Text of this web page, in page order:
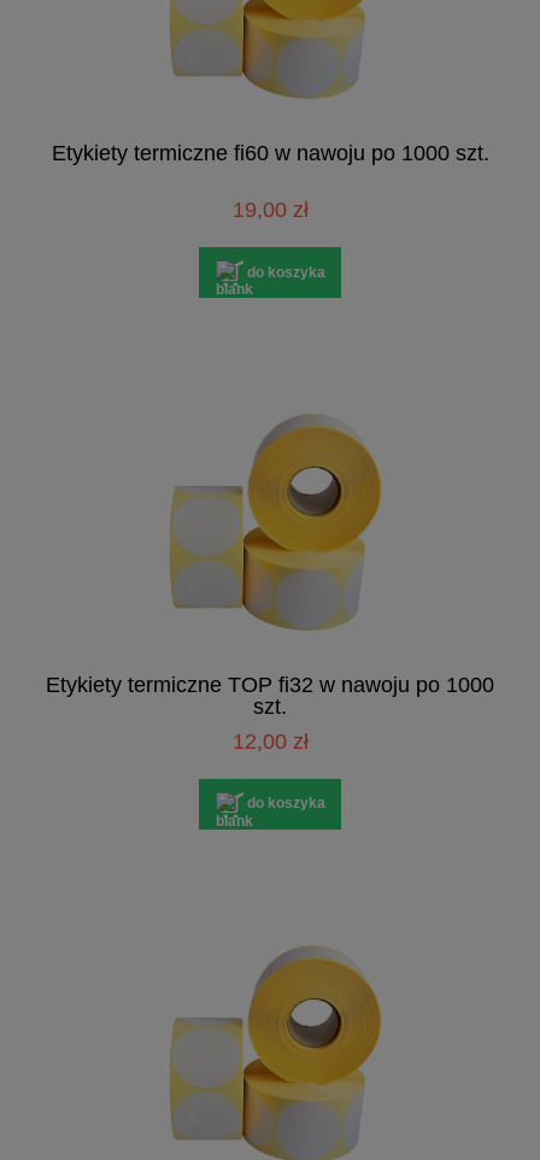
Etykiety termiczne fi60 w nawoju po 1000 szt.
19,00 zł
do koszyka
Etykiety termiczne TOP fi32 w nawoju po 1000
szt.
12,00 zł
do koszyka